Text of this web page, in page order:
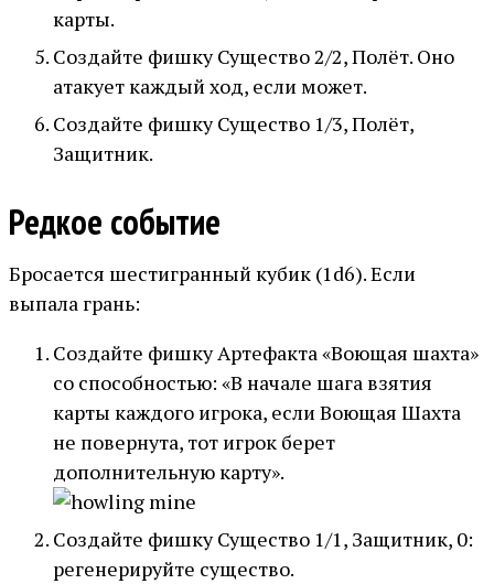
карты.
Создайте фишку Существо 2/2, Полёт. Оно
атакует каждый ход, если может.
Создайте фишку Существо 1/3, Полёт,
Защитник.
Редкое событие
Бросается шестигранный кубик (1d6). Если
выпала грань:
Создайте фишку Артефакта «Воющая шахта»
со способностью: «В начале шага взятия
карты каждого игрока, если Воющая Шахта
не повернута, тот игрок берет
дополнительную карту».
Создайте фишку Существо 1/1, Защитник, 0:
регенерируйте существо.